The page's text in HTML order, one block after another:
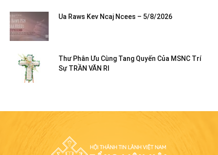
Ua Raws Kev Ncaj Ncees – 5/8/2026
Thư Phân Ưu Cùng Tang Quyến Của MSNC Trí
Sự TRẦN VĂN RI